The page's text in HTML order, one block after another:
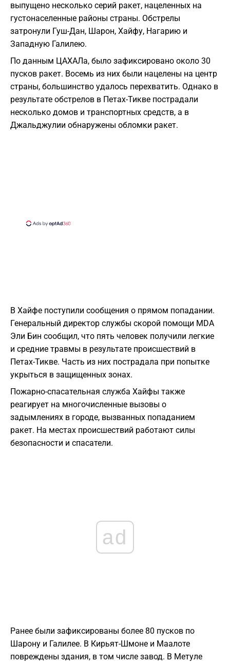
выпущено несколько серий ракет, нацеленных на
густонаселенные районы страны. Обстрелы
затронули Гуш-Дан, Шарон, Хайфу, Нагарию и
Западную Галилею.
По данным ЦАХАЛа, было зафиксировано около 30
пусков ракет. Восемь из них были нацелены на центр
страны, большинство удалось перехватить. Однако в
результате обстрелов в Петах-Тикве пострадали
несколько домов и транспортных средств, а в
Джальджулии обнаружены обломки ракет.
В Хайфе поступили сообщения о прямом попадании.
Генеральный директор службы скорой помощи MDA
Эли Бин сообщил, что пять человек получили легкие
и средние травмы в результате происшествий в
Петах-Тикве. Часть из них пострадала при попытке
укрыться в защищенных зонах.
Пожарно-спасательная служба Хайфы также
реагирует на многочисленные вызовы о
задымлениях в городе, вызванных попаданием
ракет. На местах происшествий работают силы
безопасности и спасатели.
ad
Ранее были зафиксированы более 80 пусков по
Шарону и Галилее. В Кирьят-Шмоне и Маалоте
повреждены здания, в том числе завод. В Метуле